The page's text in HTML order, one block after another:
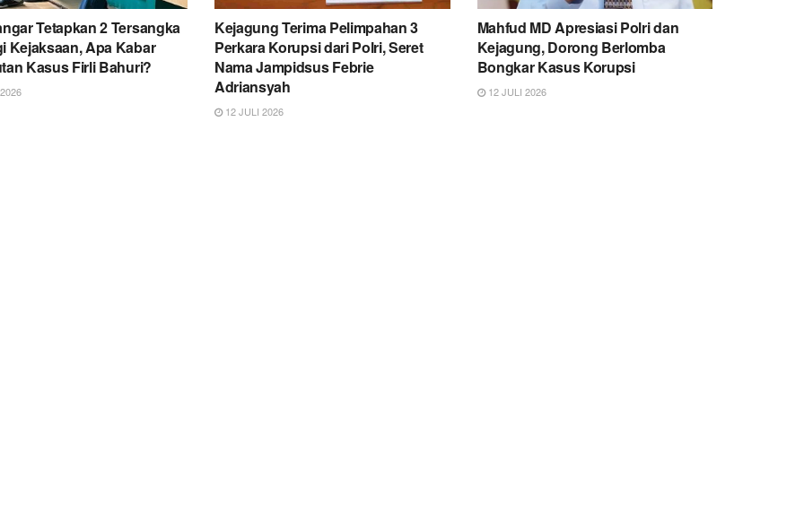
Tetapkan 2 Tersangka
Kejaksaan, Apa Kabar
Kasus Firli Bahuri?
Kejagung Terima Pelimpahan 3
Perkara Korupsi dari Polri, Seret
Nama Jampidsus Febrie
Adriansyah
12 JULI 2026
Mahfud MD Apresiasi Polri dan
Kejagung, Dorong Berlomba
Bongkar Kasus Korupsi
12 JULI 2026